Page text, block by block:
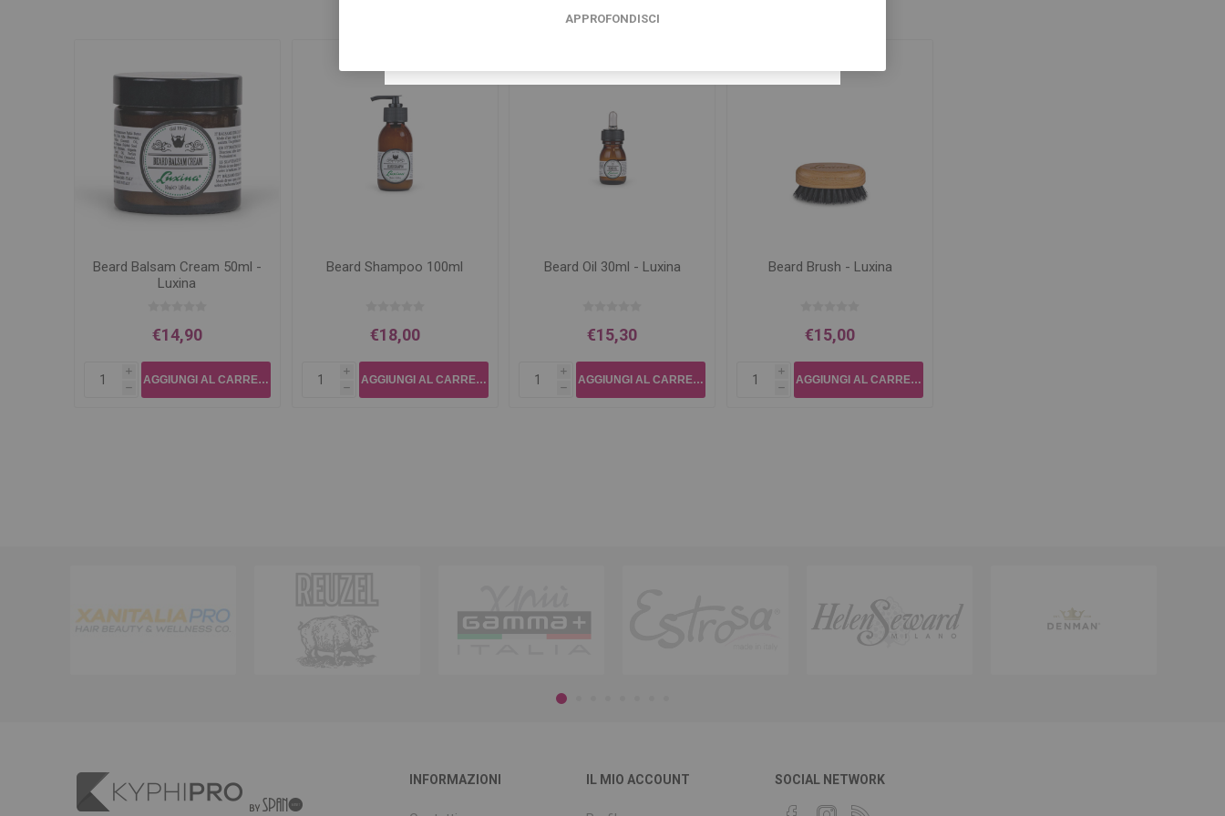
Beard Balsam Cream 50ml -
Luxina
€14,90
i
h
Beard Shampoo 100ml
€18,00
i
h
Beard Oil 30ml - Luxina
€15,30
i
h
Beard Brush - Luxina
€15,00
i
h
INFORMAZIONI IL MIO ACCOUNT SOCIAL NETWORK
APPROFONDISCI